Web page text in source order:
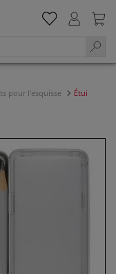
pour l'esquisse
Étui